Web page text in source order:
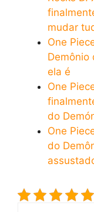
mudar
One
Demônio
ela é
One
do
One
do